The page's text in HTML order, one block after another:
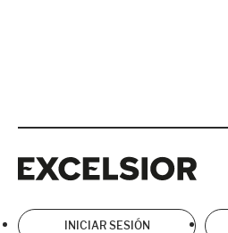
INICIAR SESIÓN